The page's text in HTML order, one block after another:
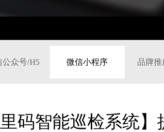
公众号/H5 微信小程序 品牌
码智能巡检系统】